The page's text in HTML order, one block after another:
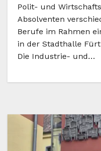
Polit- und
Absolventen
Berufe im Rahmen
in der Stadthalle
Die Industrie- und…